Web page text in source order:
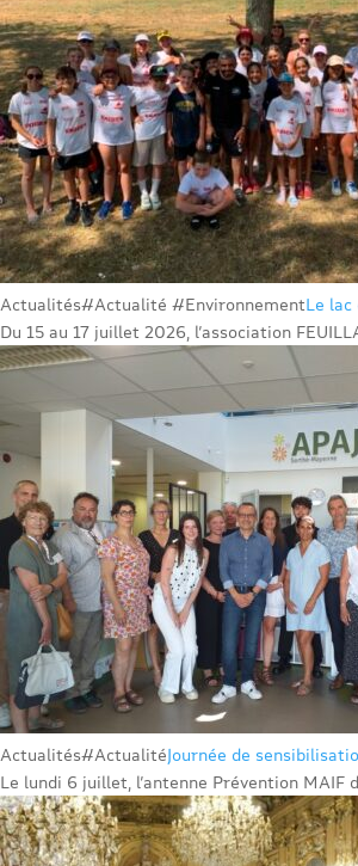
Actualités#Actualité #EnvironnementLe lac
Du 15 au 17 juillet 2026, l’association
Actualités#ActualitéJournée de
Le lundi 6 juillet, l’antenne Prévention MAIF